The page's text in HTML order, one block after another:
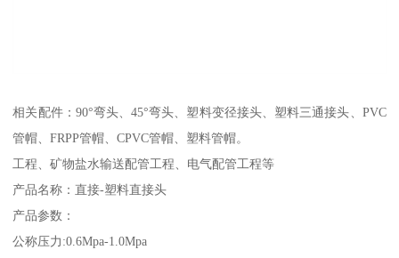
相关配件：90°弯头、45°弯头、塑料变径接头、塑料三通接头、PVC
管帽、FRPP管帽、CPVC管帽、塑料管帽。
工程、矿物盐水输送配管工程、电气配管工程等
产品名称：直接-塑料直接头
产品参数：
公称压力:0.6Mpa-1.0Mpa